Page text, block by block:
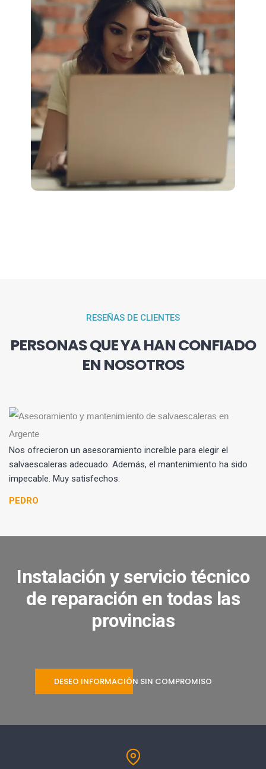
RESEÑAS DE CLIENTES
PERSONAS QUE YA HAN CONFIADO
EN NOSOTROS
Nos ofrecieron un asesoramiento increíble para elegir el
salvaescaleras adecuado. Además, el mantenimiento ha sido
impecable. Muy satisfechos.
PEDRO
Instalación y servicio técnico
de reparación en todas las
provincias
DESEO INFORMACIÓN SIN COMPROMISO